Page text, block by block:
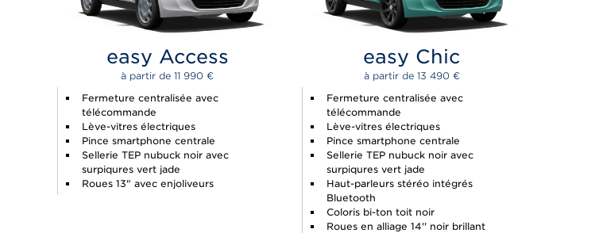
easy Access
à partir de 11 990 €
Fermeture centralisée avec
télécommande
Lève-vitres électriques
Pince smartphone centrale
Sellerie TEP nubuck noir avec
surpiqures vert jade
Roues 13" avec enjoliveurs
easy Chic
à partir de 13 490 €
Fermeture centralisée avec
télécommande
Lève-vitres électriques
Pince smartphone centrale
Sellerie TEP nubuck noir avec
surpiqures vert jade
Haut-parleurs stéréo intégrés
Bluetooth
Coloris bi-ton toit noir
Roues en alliage 14'' noir brillant